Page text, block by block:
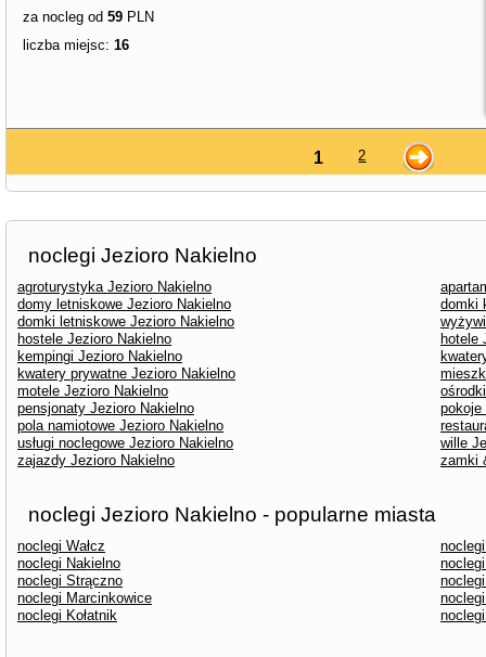
za nocleg od 59 PLN
liczba miejsc: 16
1 2
noclegi Jezioro Nakielno
agroturystyka Jezioro Nakielno
domy letniskowe Jezioro Nakielno
domki
domki letniskowe Jezioro Nakielno
hostele Jezioro Nakielno
hotele
kempingi Jezioro Nakielno
kwatery prywatne Jezioro Nakielno
motele Jezioro Nakielno
pensjonaty Jezioro Nakielno
pokoje
pola namiotowe Jezioro Nakielno
usługi noclegowe Jezioro Nakielno
wille
zajazdy Jezioro Nakielno
zamki
noclegi Jezioro Nakielno - popularne miasta
noclegi Wałcz
noclegi Nakielno
noclegi Strączno
noclegi Marcinkowice
noclegi Kołatnik